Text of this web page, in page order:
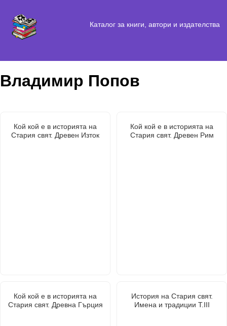
Каталог за книги, автори и издателства
Владимир Попов
Кой кой е в историята на
Стария свят. Древен Изток
Кой кой е в историята на
Стария свят. Древен Рим
Кой кой е в историята на
Стария свят. Древна Гърция
История на Стария свят.
Имена и традиции Т.III